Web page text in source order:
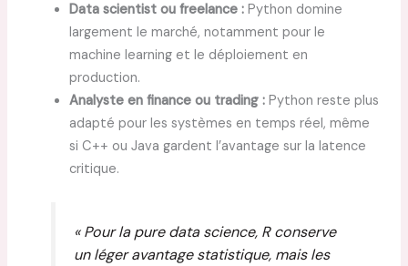
Data scientist ou freelance :Python domine
largement le marché, notamment pour le
machine learning et le déploiement en
production.
Analyste en finance ou trading :Python reste plus
adapté pour les systèmes en temps réel, même
si C++ ou Java gardent l’avantage sur la latence
critique.
« Pour la pure data science, R conserve
un léger avantage statistique, mais les